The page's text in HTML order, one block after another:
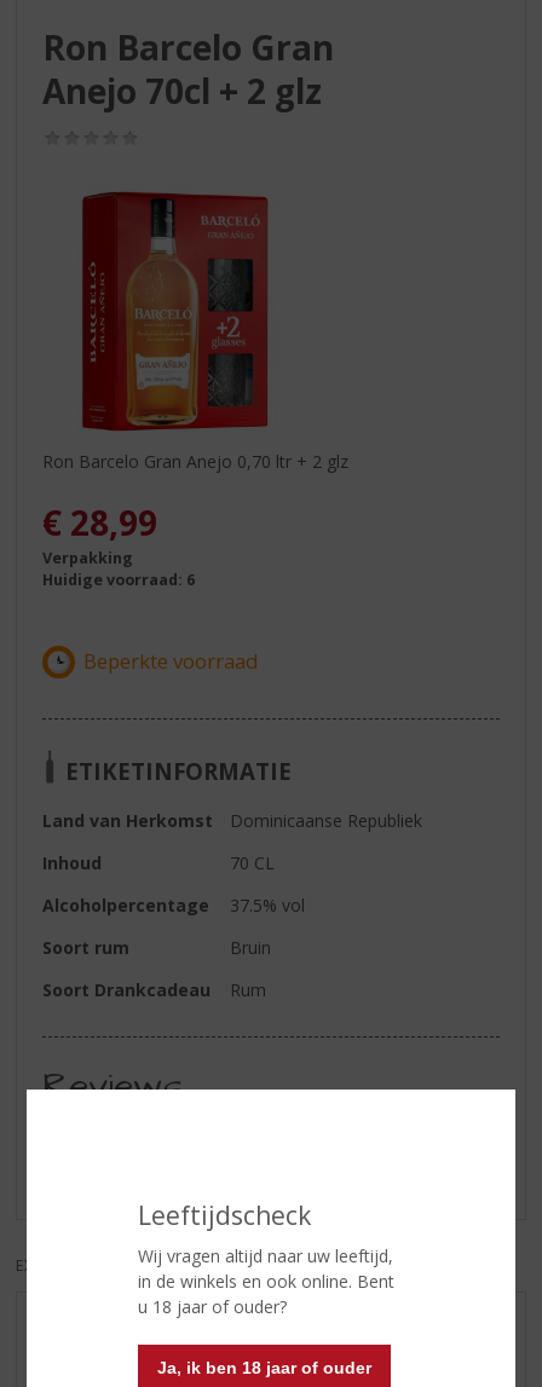
Leeftijdscheck
Wij vragen altijd naar uw leeftijd,
in de winkels en ook online. Bent
u 18 jaar of ouder?
Ja, ik ben 18 jaar of ouder
Ron Barcelo Gran
Anejo 70cl + 2 glz
Ron Barcelo Gran Anejo 0,70 ltr + 2 glz
€ 28,99
Verpakking
Huidige voorraad: 6
ETIKETINFORMATIE
Land van Herkomst
Dominicaanse Republiek
Inhoud
70 CL
Alcoholpercentage
37.5% vol
Soort rum
Bruin
Soort Drankcadeau
Rum
Reviews
EXCL. BTW INCL. BTW
WIJN VAN DE MAAND